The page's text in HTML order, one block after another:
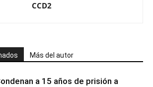
CCD2
Más del autor
a 15 años de prisión a